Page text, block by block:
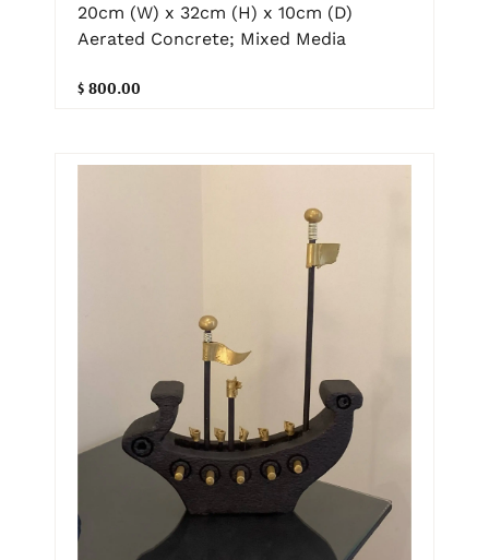
20cm (W) x 32cm (H) x 10cm (D)
Aerated Concrete; Mixed Media
$ 800.00